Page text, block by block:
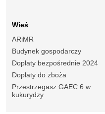
Wieś
ARiMR
Budynek gospodarczy
Dopłaty bezpośrednie 2024
Dopłaty do zboża
Przestrzegasz GAEC 6 w
kukurydzy